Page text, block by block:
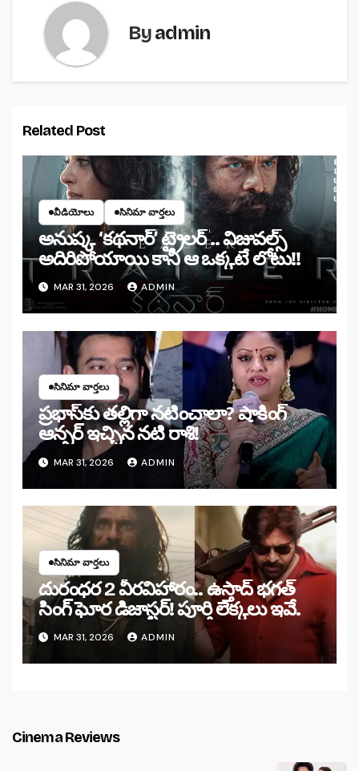
Byadmin
Related Post
వీడియోలు సినిమా వార్తలు
అనుష్క ‘కథనార్’ ట్రైలర్ .. విజువల్స్
అదిరిపోయాయి కానీ ఆ ఒక్కటే లోటు!!
MAR 31, 2026 ADMIN
సినిమా వార్తలు
ప్రభాస్‌కు తల్లిగా నటించాలా? షాకింగ్
ఆన్సర్ ఇచ్చిన నటి రాశి!
MAR 31, 2026 ADMIN
సినిమా వార్తలు
దురంధర 2 వీరవిహారం.. ఉస్తాద్ భగత్
సింగ్ ఘోర డిజాస్టర్! పూర్తి లెక్కలు ఇవే.
MAR 31, 2026 ADMIN
Cinema Reviews